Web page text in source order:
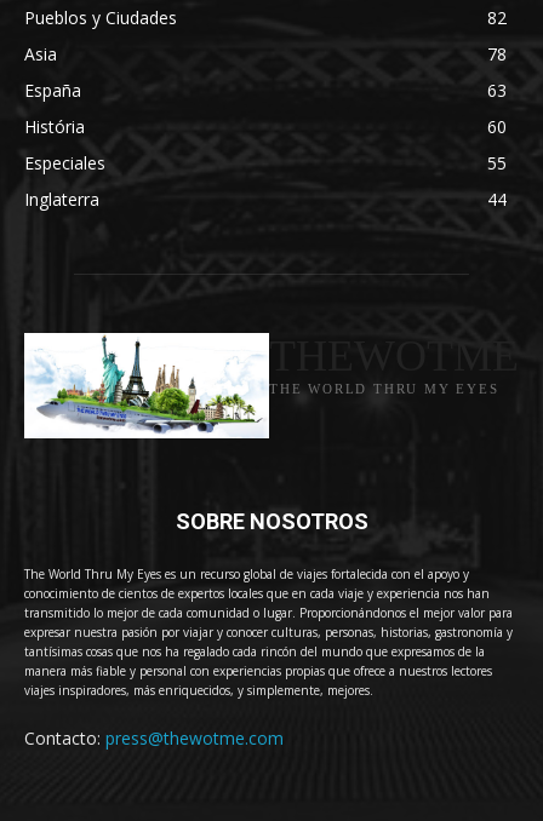
Pueblos y Ciudades
82
Asia
78
España
63
História
60
Especiales
55
Inglaterra
44
THE WORLD THRU MY EYES
SOBRE NOSOTROS
The World Thru My Eyes es un recurso global de viajes fortalecida con el apoyo y
conocimiento de cientos de expertos locales que en cada viaje y experiencia nos han
transmitido lo mejor de cada comunidad o lugar. Proporcionándonos el mejor valor para
expresar nuestra pasión por viajar y conocer culturas, personas, historias, gastronomía y
tantísimas cosas que nos ha regalado cada rincón del mundo que expresamos de la
manera más fiable y personal con experiencias propias que ofrece a nuestros lectores
viajes inspiradores, más enriquecidos, y simplemente, mejores.
Contacto: press@thewotme.com